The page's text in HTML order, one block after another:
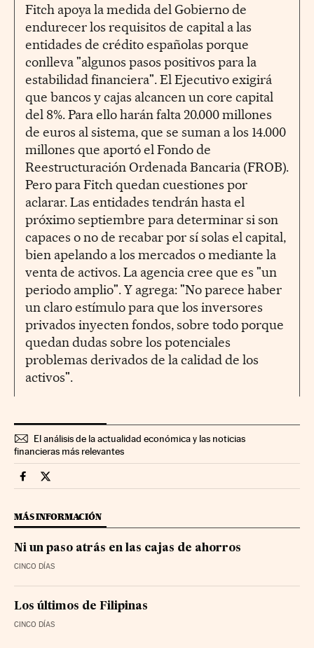
Fitch apoya la medida del Gobierno de
endurecer los requisitos de capital a las
entidades de crédito españolas porque
conlleva "algunos pasos positivos para la
estabilidad financiera". El Ejecutivo exigirá
que bancos y cajas alcancen un core capital
del 8%. Para ello harán falta 20.000 millones
de euros al sistema, que se suman a los 14.000
millones que aportó el Fondo de
Reestructuración Ordenada Bancaria (FROB).
Pero para Fitch quedan cuestiones por
aclarar. Las entidades tendrán hasta el
próximo septiembre para determinar si son
capaces o no de recabar por sí solas el capital,
bien apelando a los mercados o mediante la
venta de activos. La agencia cree que es "un
periodo amplio". Y agrega: "No parece haber
un claro estímulo para que los inversores
privados inyecten fondos, sobre todo porque
quedan dudas sobre los potenciales
problemas derivados de la calidad de los
activos".
El análisis de la actualidad económica y las noticias
financieras más relevantes
Companias Cinco Días en Facebook
Companias Cinco Días en Twitter
MÁS INFORMACIÓN
Ni un paso atrás en las cajas de ahorros
CINCO DÍAS
Los últimos de Filipinas
CINCO DÍAS